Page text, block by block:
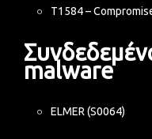
T1584 –
malware
ELMER (S0064)